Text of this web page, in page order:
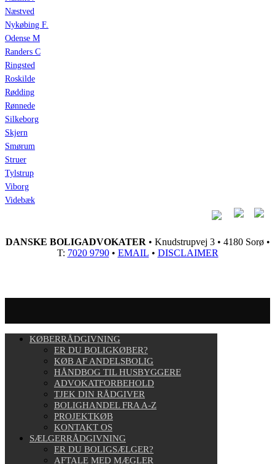
Næstved
Nykøbing F.
Odense M
Randers C
Ringsted
Roskilde
Rødding
Rønnede
Silkeborg
Skjern
Smørum
Struer
Tylstrup
Viborg
Videbæk
DANSKE BOLIGADVOKATER • Knudstrupvej 3 • 4180 Sorø •
T: 7020 9790• EMAIL • DISCLAIMER
KØBERRÅDGIVNING
ER DU BOLIGKØBER?
KØB AF ANDELSBOLIG
HÅNDBOG TIL HUSBYGGERE
ADVOKATFORBEHOLD
TJEK DIN RÅDGIVER
BOLIGHANDEL FRA A-Z
PROJEKTKØB
KONTAKT OS
SÆLGERRÅDGIVNING
ER DU BOLIGSÆLGER?
AFTALE MED MÆGLER